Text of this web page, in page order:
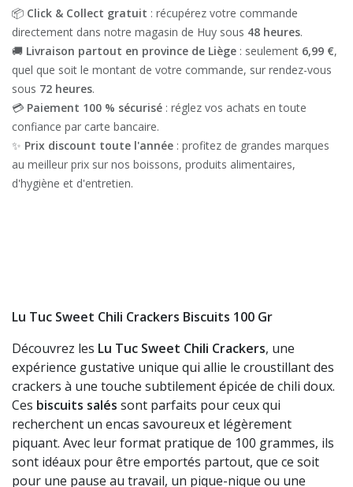
📦 Click & Collect gratuit : récupérez votre commande
directement dans notre magasin de Huy sous 48 heures.
🚚 Livraison partout en province de Liège : seulement 6,99 €,
quel que soit le montant de votre commande, sur rendez-vous
sous 72 heures.
💳 Paiement 100 % sécurisé : réglez vos achats en toute
confiance par carte bancaire.
✨ Prix discount toute l'année : profitez de grandes marques
au meilleur prix sur nos boissons, produits alimentaires,
d'hygiène et d'entretien.
Lu Tuc Sweet Chili Crackers Biscuits 100 Gr
Découvrez les Lu Tuc Sweet Chili Crackers, une
expérience gustative unique qui allie le croustillant des
crackers à une touche subtilement épicée de chili doux.
Ces biscuits salés sont parfaits pour ceux qui
recherchent un encas savoureux et légèrement
piquant. Avec leur format pratique de 100 grammes, ils
sont idéaux pour être emportés partout, que ce soit
pour une pause au travail, un pique-nique ou une